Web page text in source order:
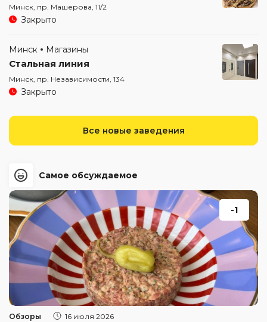
Минск, пр. Машерова, 11/2
Закрыто
Минск Магазины
Стальная линия
Минск, пр. Независимости, 134
Закрыто
Все новые заведения
Самое обсуждаемое
-1
Обзоры 16 июля 2026